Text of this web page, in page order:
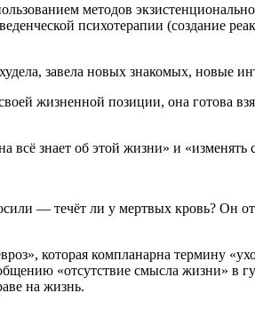
методов
психотерапии (создание
завела новых знакомых, новые
жизненной позиции, она готова
всё знает об этой жизни» и «изменять
— течёт ли у мертвых кровь? Он
которая компланарна термину
«отсутствие смысла жизни» в
на жизнь.